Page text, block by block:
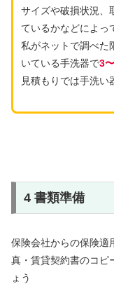
サイズや破損状況、
ているかなどによっ
私がネットで調べた
いている手洗器で3
見積もりでは手洗い
4 書類準備
保険会社からの保険適
真・賃貸契約書のコピ
ょう